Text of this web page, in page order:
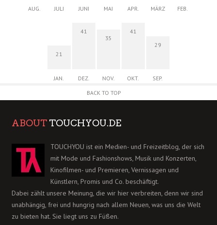
AUG. JULI JUNI MAI APR. MÄRZ FEB.
21
JAN.
41
DEZ.
35
NOV.
41
OKT.
29
SEP.
BACK TO TOP
ABOUT TOUCHYOU.DE
TOUCHYOU ist ein Medien- und Freizeitblog, der sich
mit Mode und Fashionshows, Musik und Konzerten,
Kinofilmen- und Premieren, Vernissagen und
Künstlern, Promis und Co. beschäftigt.
Dabei zählt unsere Meinung, die wir hier verbreiten, denn wir sind
unabhängig, frei und hungrig nach allem Neuen, was uns die Welt
zu bieten hat. Sie liegt uns zu Füßen.